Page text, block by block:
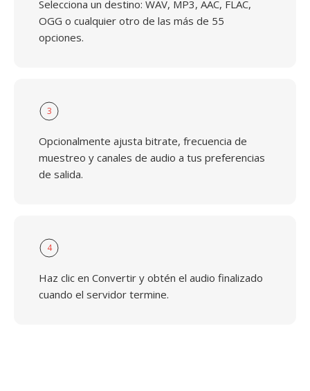
Selecciona un destino: WAV, MP3, AAC, FLAC,
OGG o cualquier otro de las más de 55
opciones.
3
Opcionalmente ajusta bitrate, frecuencia de
muestreo y canales de audio a tus preferencias
de salida.
4
Haz clic en Convertir y obtén el audio finalizado
cuando el servidor termine.